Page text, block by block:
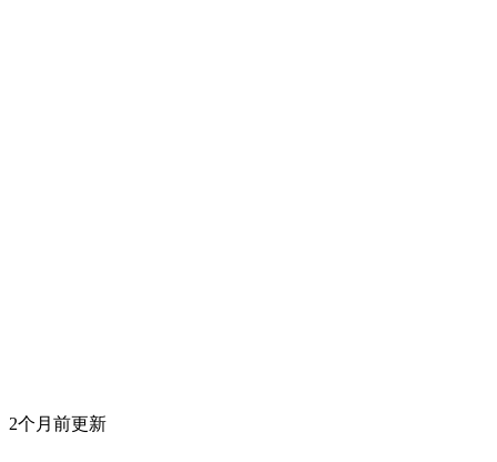
2个月前更新